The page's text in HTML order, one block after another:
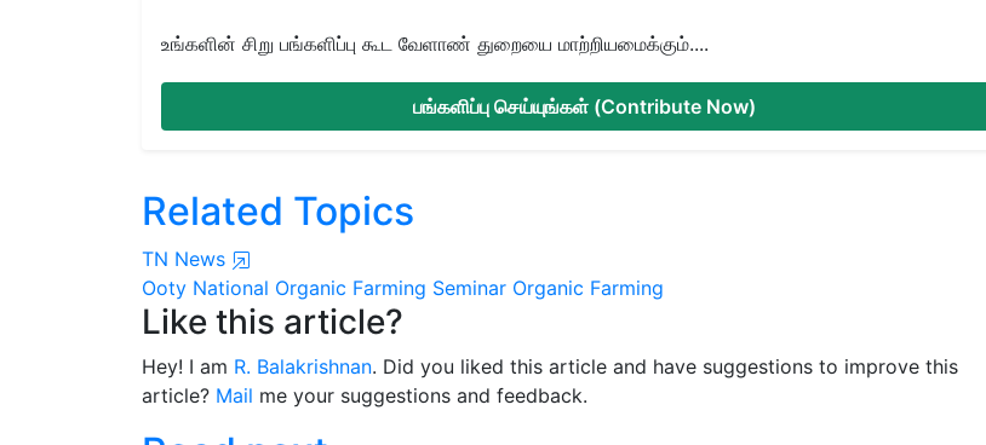
உங்களின் சிறு பங்களிப்பு கூட வேளாண் துறையை மாற்றியமைக்கும்....
பங்களிப்பு செய்யுங்கள் (Contribute Now)
Related Topics
TN News
Ooty National Organic Farming Seminar Organic Farming
Like this article?
Hey! I am R. Balakrishnan. Did you liked this article and have suggestions to improve this
article? Mail me your suggestions and feedback.